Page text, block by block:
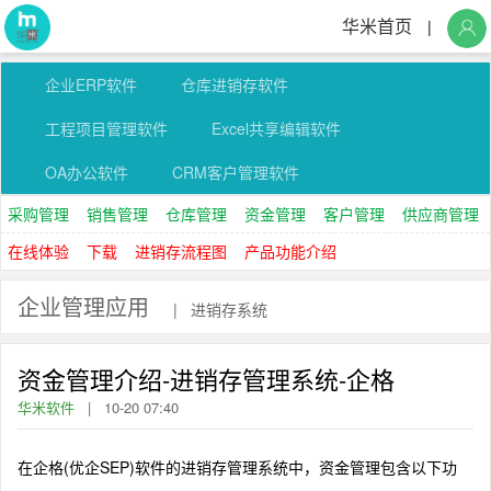
华米首页 |
企业ERP软件
仓库进销存软件
工程项目管理软件
Excel共享编辑软件
OA办公软件
CRM客户管理软件
采购管理
销售管理 仓库管理 资金管理 客户管理
供应商管理
在线体验
下载 进销存流程图 产品功能介绍
企业管理应用 | 进销存系统
资金管理介绍-进销存管理系统-企格
华米软件 | 10-20 07:40
在企格(优企SEP)软件的进销存管理系统中，资金管理包含以下功